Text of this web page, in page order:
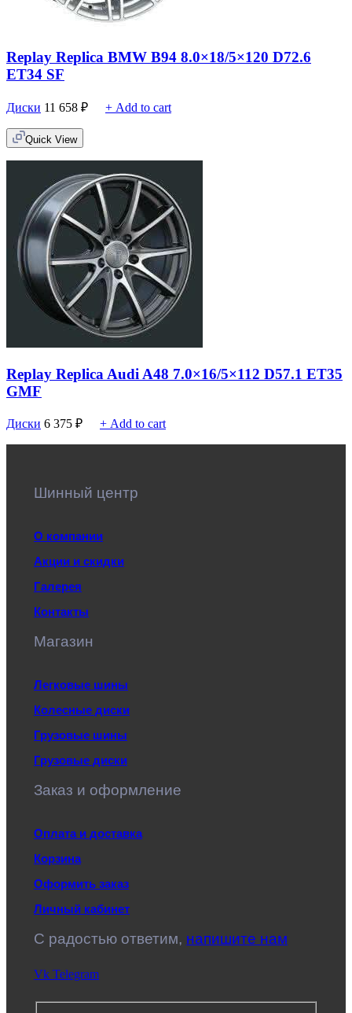
Replay Replica BMW B94 8.0×18/5×120 D72.6
ET34 SF
Диски 11 658 ₽ + Add to cart
Quick View
Replay Replica Audi A48 7.0×16/5×112 D57.1 ET35
GMF
Диски 6 375 ₽ + Add to cart
Шинный центр
О компании
Акции и скидки
Галерея
Контакты
Магазин
Легковые шины
Колесные диски
Грузовые шины
Грузовые диски
Заказ и оформление
Оплата и доставка
Корзина
Оформить заказ
Личный кабинет
C радостью ответим, напишите нам
Vk Telegram